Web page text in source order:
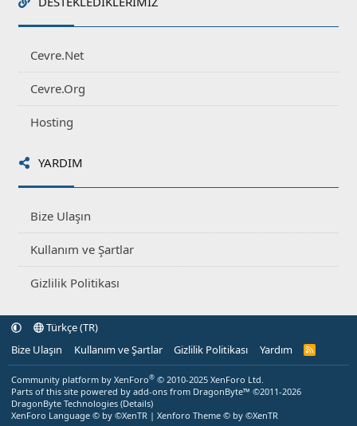
Cevre.Net
Cevre.Org
Hosting
YARDIM
Bize Ulaşın
Kullanım ve Şartlar
Gizlilik Politikası
Türkçe (TR)
Bize Ulaşın
Kullanım ve Şartlar Gizlilik Politikası Yardım
R
Community platform by XenForo® © 2010-2025 XenForo Ltd.
Parts of this site powered by add-ons from DragonByte™ ©2011-2026
DragonByte Technologies (Details)
XenForo Language © by ©XenTR | Xenforo Theme © by ©XenTR